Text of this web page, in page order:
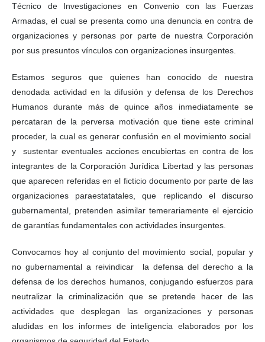
Técnico de Investigaciones en Convenio con las Fuerzas
Armadas, el cual se presenta como una denuncia en contra de
organizaciones y personas por parte de nuestra Corporación
por sus presuntos vínculos con organizaciones insurgentes.
Estamos seguros que quienes han conocido de nuestra
denodada actividad en la difusión y defensa de los Derechos
Humanos durante más de quince años inmediatamente se
percataran de la perversa motivación que tiene este criminal
proceder, la cual es generar confusión en el movimiento social
y sustentar eventuales acciones encubiertas en contra de los
integrantes de la Corporación Jurídica Libertad y las personas
que aparecen referidas en el ficticio documento por parte de las
organizaciones paraestatatales, que replicando el discurso
gubernamental, pretenden asimilar temerariamente el ejercicio
de garantías fundamentales con actividades insurgentes.
Convocamos hoy al conjunto del movimiento social, popular y
no gubernamental a reivindicar la defensa del derecho a la
defensa de los derechos humanos, conjugando esfuerzos para
neutralizar la criminalización que se pretende hacer de las
actividades que desplegan las organizaciones y personas
aludidas en los informes de inteligencia elaborados por los